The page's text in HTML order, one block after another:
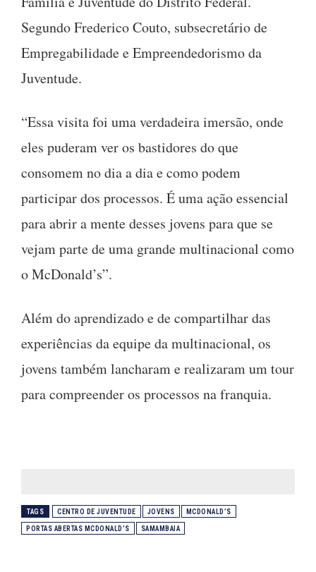
Segundo Frederico Couto, subsecretário de
Empregabilidade e Empreendedorismo da
Juventude.
“Essa visita foi uma verdadeira imersão, onde
eles puderam ver os bastidores do que
consomem no dia a dia e como podem
participar dos processos. É uma ação essencial
para abrir a mente desses jovens para que se
vejam parte de uma grande multinacional como
o McDonald’s”.
Além do aprendizado e de compartilhar das
experiências da equipe da multinacional, os
jovens também lancharam e realizaram um tour
para compreender os processos na franquia.
TAGS CENTRO DE JUVENTUDE JOVENS MCDONALD’S
PORTAS ABERTAS MCDONALD’S SAMAMBAIA